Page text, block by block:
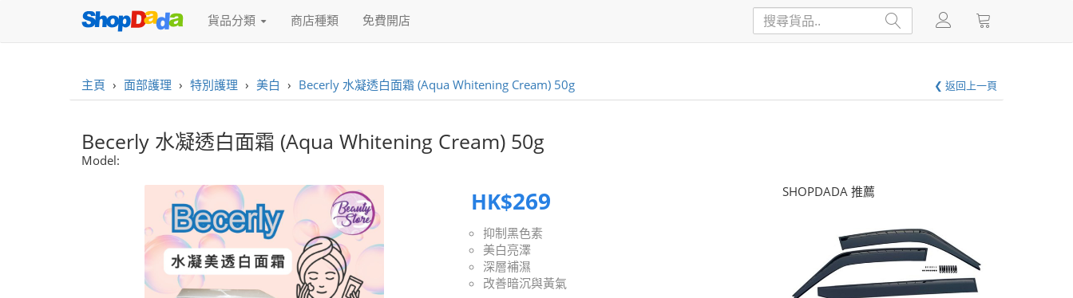
貨品分類 商店種類 免費開店
主頁 › 面部護理 › 特別護理 › 美白 › Becerly 水凝透白面霜 (Aqua Whitening Cream) 50g ❮ 返回上一頁
Becerly 水凝透白面霜 (Aqua Whitening Cream) 50g
Model:
HK$269
抑制黑色素
美白亮澤
深層補濕
改善暗沉與黃氣
SHOPDADA 推薦